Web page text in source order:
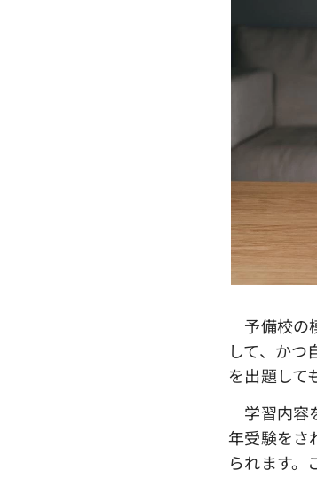
予備校の
して、か
を出題して
学習内容
年受験をさ
られます。